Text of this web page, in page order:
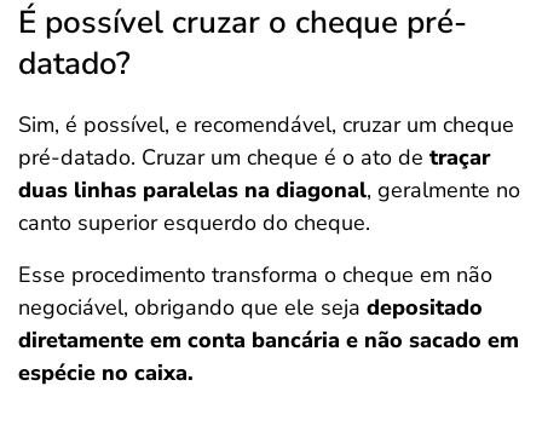
É possível cruzar o cheque pré-
datado?
Sim, é possível, e recomendável, cruzar um cheque
pré-datado. Cruzar um cheque é o ato de traçar
duas linhas paralelas na diagonal, geralmente no
canto superior esquerdo do cheque.
Esse procedimento transforma o cheque em não
negociável, obrigando que ele seja depositado
diretamente em conta bancária e não sacado em
espécie no caixa.